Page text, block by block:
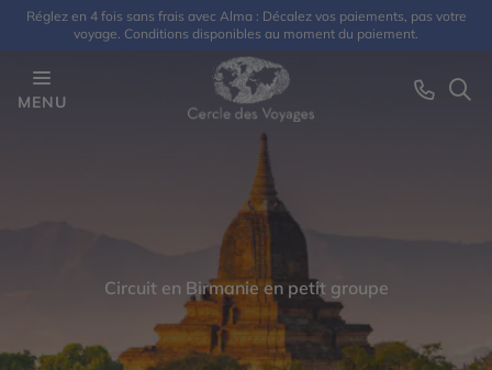
Réglez en 4 fois sans frais avec Alma : Décalez vos paiements, pas votre
voyage. Conditions disponibles au moment du paiement.
MENU
Circuit en Birmanie en petit groupe